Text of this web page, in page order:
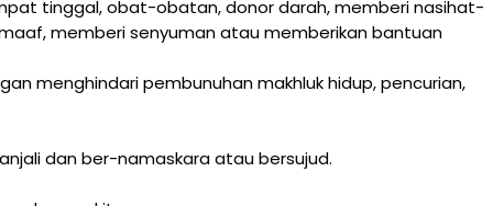
tinggal, obat-obatan, donor darah, memberi nasihat-
memberi senyuman atau memberikan bantuan
menghindari pembunuhan makhluk hidup, pencurian,
dan ber-namaskara atau bersujud.